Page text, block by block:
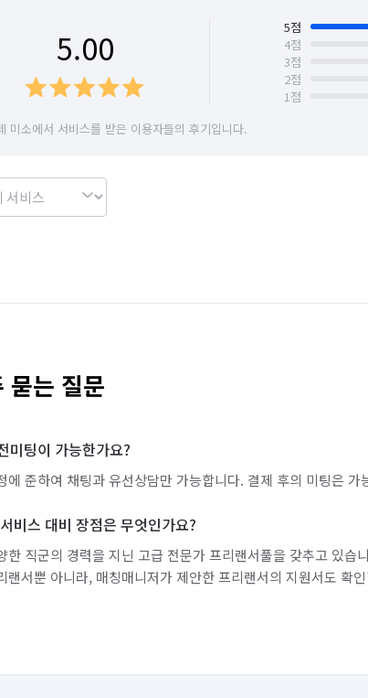
5.00 5점
4점
3점
2점
1점
미소에서 서비스를 받은 이용자들의 후기입니다.
묻는 질문
미팅이 가능한가요?
에 준하여 채팅과 유선상담만 가능합니다. 결제 후의 미팅은 가
비스 대비 장점은 무엇인가요?
한 직군의 경력을 지닌 고급 전문가 프리랜서풀을 갖추고 있습
랜서뿐 아니라, 매칭매니저가 제안한 프리랜서의 지원서도 확